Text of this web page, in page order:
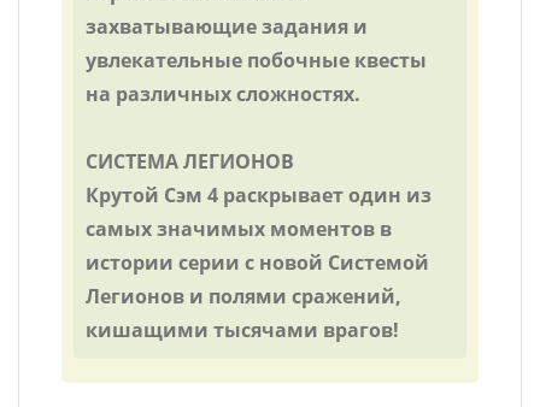
захватывающие задания и
увлекательные побочные квесты
на различных сложностях.
СИСТЕМА ЛЕГИОНОВ
Крутой Сэм 4 раскрывает один из
самых значимых моментов в
истории серии c новой Системой
Легионов и полями сражений,
кишащими тысячами врагов!